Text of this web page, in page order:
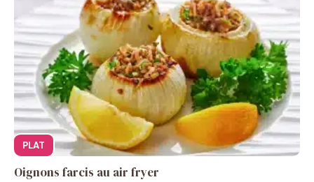
PLAT
Oignons farcis au air fryer